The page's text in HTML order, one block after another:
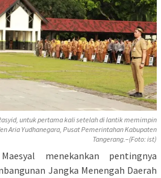
untuk pertama kali setelah di lantik memimpin
Aria Yudhanegara, Pusat Pemerintahan Kabupaten
Tangerang.–(Foto: ist)
menekankan pentingnya
Jangka Menengah Daerah